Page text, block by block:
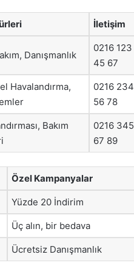
İletişim
Danışmanlık
0216 123
45 67
Havalandırma,
0216 234
56 78
Bakım
0216 345
67 89
Özel Kampanyalar
Yüzde 20 İndirim
Üç alın, bir bedava
Ücretsiz Danışmanlık